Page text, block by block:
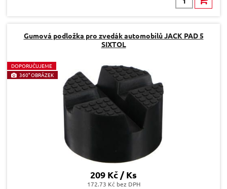
Gumová podložka pro zvedák automobilů JACK PAD 5
SIXTOL
DOPORUČUJEME
360° OBRÁZEK
209 Kč / Ks
172.73 Kč bez DPH